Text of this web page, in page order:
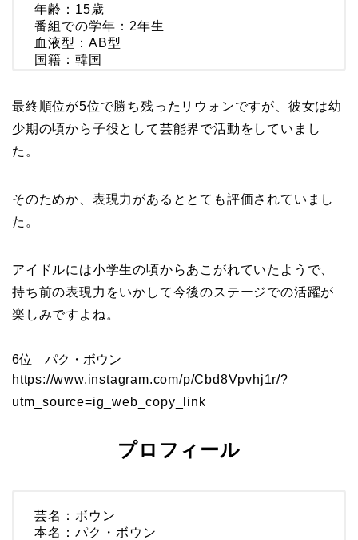
年齢：15歳
番組での学年：2年生
血液型：AB型
国籍：韓国
最終順位が5位で勝ち残ったリウォンですが、彼女は幼
少期の頃から子役として芸能界で活動をしていまし
た。
そのためか、表現力があるととても評価されていまし
た。
アイドルには小学生の頃からあこがれていたようで、
持ち前の表現力をいかして今後のステージでの活躍が
楽しみですよね。
6位 パク・ボウン
https://www.instagram.com/p/Cbd8Vpvhj1r/?
utm_source=ig_web_copy_link
プロフィール
芸名：ボウン
本名：パク・ボウン